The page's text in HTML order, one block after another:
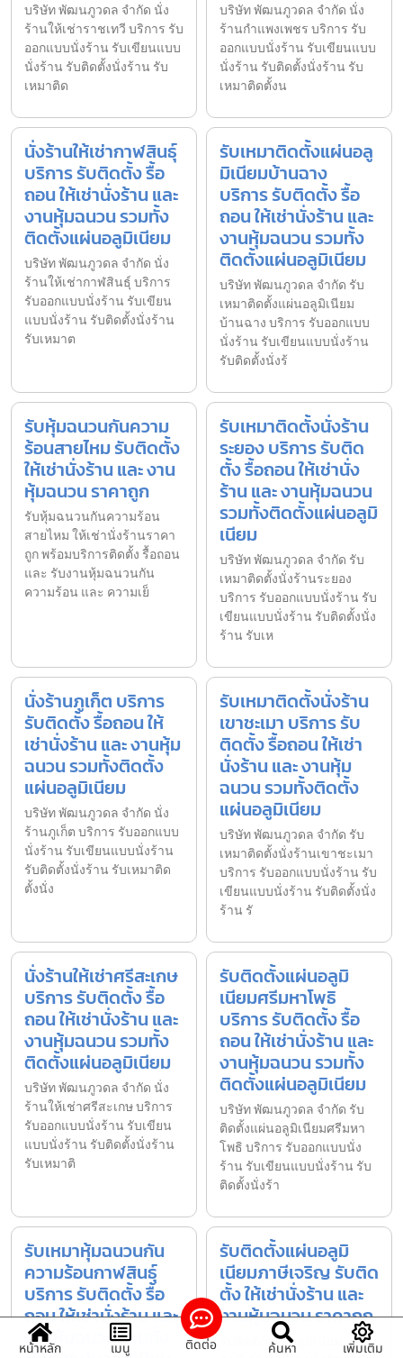
บริษัท พัฒนภูวดล จำกัด นั่ง
ร้านให้เช่าราชเทวี บริการ รับ
ออกแบบนั่งร้าน รับเขียนแบบ
นั่งร้าน รับติดตั้งนั่งร้าน รับ
เหมาติด
บริษัท พัฒนภูวดล จำกัด นั่ง
ร้านกำแพงเพชร บริการ รับ
ออกแบบนั่งร้าน รับเขียนแบบ
นั่งร้าน รับติดตั้งนั่งร้าน รับ
เหมาติดตั้งน
นั่งร้านให้เช่ากาฬสินธุ์
บริการ รับติดตั้ง รื้อ
ถอน ให้เช่านั่งร้าน และ
งานหุ้มฉนวน รวมทั้ง
ติดตั้งแผ่นอลูมิเนียม
บริษัท พัฒนภูวดล จำกัด นั่ง
ร้านให้เช่ากาฬสินธุ์ บริการ
รับออกแบบนั่งร้าน รับเขียน
แบบนั่งร้าน รับติดตั้งนั่งร้าน
รับเหมาต
รับเหมาติดตั้งแผ่นอลู
มิเนียมบ้านฉาง
บริการ รับติดตั้ง รื้อ
ถอน ให้เช่านั่งร้าน และ
งานหุ้มฉนวน รวมทั้ง
ติดตั้งแผ่นอลูมิเนียม
บริษัท พัฒนภูวดล จำกัด รับ
เหมาติดตั้งแผ่นอลูมิเนียม
บ้านฉาง บริการ รับออกแบบ
นั่งร้าน รับเขียนแบบนั่งร้าน
รับติดตั้งนั่งร้
รับหุ้มฉนวนกันความ
ร้อนสายไหม รับติดตั้ง
ให้เช่านั่งร้าน และ งาน
หุ้มฉนวน ราคาถูก
รับหุ้มฉนวนกันความร้อน
สายไหม ให้เช่านั่งร้านราคา
ถูก พร้อมบริการติดตั้ง รื้อถอน
และ รับงานหุ้มฉนวนกัน
ความร้อน และ ความเย็
รับเหมาติดตั้งนั่งร้าน
ระยอง บริการ รับติด
ตั้ง รื้อถอน ให้เช่านั่ง
ร้าน และ งานหุ้มฉนวน
รวมทั้งติดตั้งแผ่นอลูมิ
เนียม
บริษัท พัฒนภูวดล จำกัด รับ
เหมาติดตั้งนั่งร้านระยอง
บริการ รับออกแบบนั่งร้าน รับ
เขียนแบบนั่งร้าน รับติดตั้งนั่ง
ร้าน รับเห
นั่งร้านภูเก็ต บริการ
รับติดตั้ง รื้อถอน ให้
เช่านั่งร้าน และ งานหุ้ม
ฉนวน รวมทั้งติดตั้ง
แผ่นอลูมิเนียม
บริษัท พัฒนภูวดล จำกัด นั่ง
ร้านภูเก็ต บริการ รับออกแบบ
นั่งร้าน รับเขียนแบบนั่งร้าน
รับติดตั้งนั่งร้าน รับเหมาติด
ตั้งนั่ง
รับเหมาติดตั้งนั่งร้าน
เขาชะเมา บริการ รับ
ติดตั้ง รื้อถอน ให้เช่า
นั่งร้าน และ งานหุ้ม
ฉนวน รวมทั้งติดตั้ง
แผ่นอลูมิเนียม
บริษัท พัฒนภูวดล จำกัด รับ
เหมาติดตั้งนั่งร้านเขาชะเมา
บริการ รับออกแบบนั่งร้าน รับ
เขียนแบบนั่งร้าน รับติดตั้งนั่ง
ร้าน รั
นั่งร้านให้เช่าศรีสะเกษ
บริการ รับติดตั้ง รื้อ
ถอน ให้เช่านั่งร้าน และ
งานหุ้มฉนวน รวมทั้ง
ติดตั้งแผ่นอลูมิเนียม
บริษัท พัฒนภูวดล จำกัด นั่ง
ร้านให้เช่าศรีสะเกษ บริการ
รับออกแบบนั่งร้าน รับเขียน
แบบนั่งร้าน รับติดตั้งนั่งร้าน
รับเหมาติ
รับติดตั้งแผ่นอลูมิ
เนียมศรีมหาโพธิ
บริการ รับติดตั้ง รื้อ
ถอน ให้เช่านั่งร้าน และ
งานหุ้มฉนวน รวมทั้ง
ติดตั้งแผ่นอลูมิเนียม
บริษัท พัฒนภูวดล จำกัด รับ
ติดตั้งแผ่นอลูมิเนียมศรีมหา
โพธิ บริการ รับออกแบบนั่ง
ร้าน รับเขียนแบบนั่งร้าน รับ
ติดตั้งนั่งร้า
รับเหมาหุ้มฉนวนกัน
ความร้อนกาฬสินธุ์
บริการ รับติดตั้ง รื้อ
ถอน ให้เช่านั่งร้าน และ
งานหุ้มฉนวน รวมทั้ง
รับติดตั้งแผ่นอลูมิ
เนียมภาษีเจริญ รับติด
ตั้ง ให้เช่านั่งร้าน และ
งานหุ้มฉนวน ราคาถูก
รับติดตั้งแผ่นอลูมิเนียม
หน้าหลัก เมนู ติดต่อ ค้นหา เพิ่มเติม